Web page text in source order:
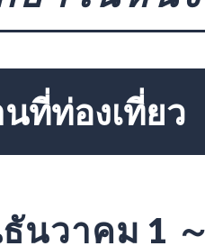
ที่ท่องเที่ยว
นวาคม 1